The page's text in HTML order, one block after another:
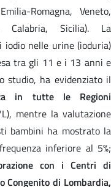
Romagna, Veneto,
Calabria, Sicilia). La
iodio nelle urine (ioduria)
tra gli 11 e i 13 anni e
studio, ha evidenziato il
in tutte le Regioni
mentre la valutazione
bambini ha mostrato la
inferiore al 5%;
con i Centri di
Congenito di Lombardia,